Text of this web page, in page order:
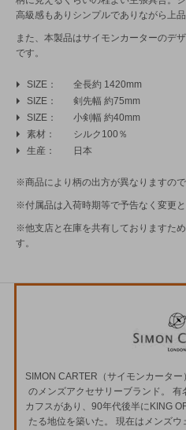
高級感もありシンプルでありながら上
また、本製品はサイモンカーターのデ
です。
SIZE
全長約 1420mm
SIZE
剣先幅 約75mm
SIZE
小剣幅 約40mm
素材
シルク100％
生産
日本
※商品により柄の出方が異なりますので
※付属品は入荷時期等で予告なく変更と
※他支店と在庫を共有しておりますた
す。
SIMON CARTER（サイモンカータ
のメンズアクセサリーブランド。
カフスがあり、90年代後半にKING
たる地位を築いた。 現在はメンズ